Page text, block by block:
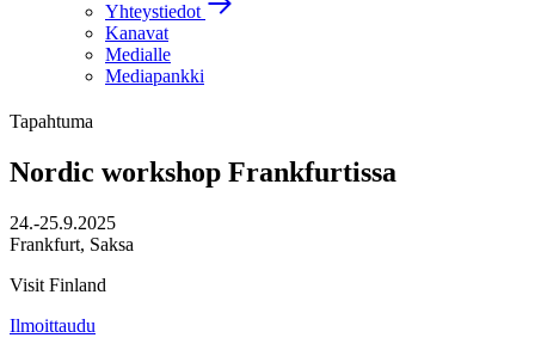
Yhteystiedot
Kanavat
Medialle
Mediapankki
Tapahtuma
Nordic workshop Frankfurtissa
24.-25.9.2025
Frankfurt, Saksa
Visit Finland
Ilmoittaudu